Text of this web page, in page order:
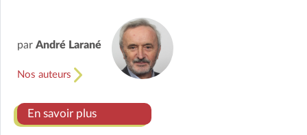
par André Larané
Nos auteurs
En savoir plus